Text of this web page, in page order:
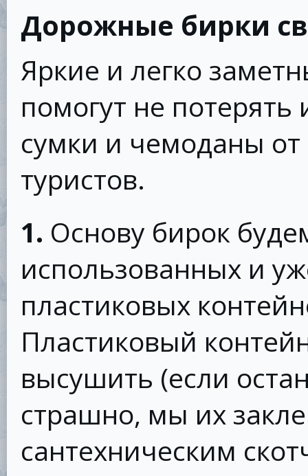
Дорожные бирки
Яркие и легко
помогут не потерять
сумки и чемоданы от
туристов.
1. Основу бирок
использованных и
пластиковых
Пластиковый
высушить (если
страшно, мы их
сантехническим